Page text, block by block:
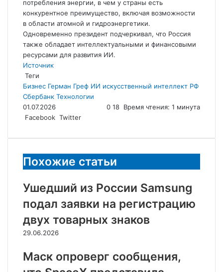
потребления энергии, в чем у страны есть
конкурентное преимущество, включая возможности
в области атомной и гидроэнергетики.
Одновременно президент подчеркивал, что Россия
также обладает интеллектуальными и финансовыми
ресурсами для развития ИИ.
Источник
Теги
Бизнес Герман Греф ИИ искусственный интеллект РФ
Сбербанк Технологии
01.07.2026
0 18 Время чтения: 1 минута
Facebook Twitter
электронную
Похожие статьи
Ушедший из России Samsung
подал заявки на регистрацию
двух товарных знаков
29.06.2026
Маск опроверг сообщения,